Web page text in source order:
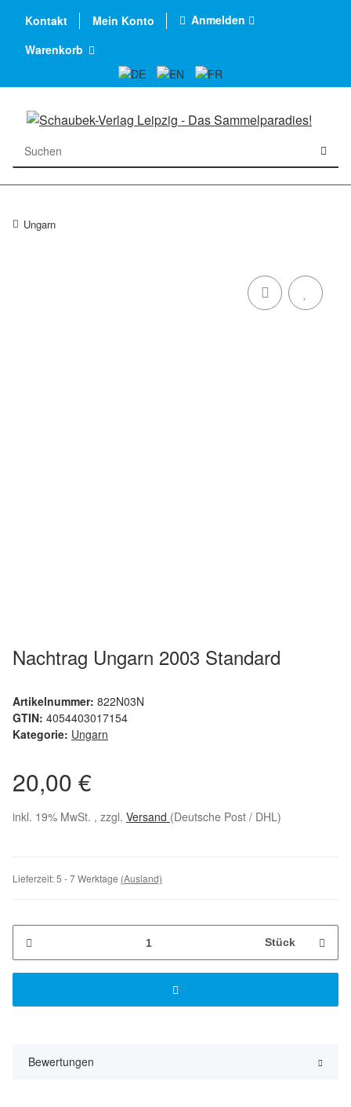
Kontakt Mein Konto
Anmelden
Warenkorb
Ungarn
Nachtrag Ungarn 2003 Standard
Artikelnummer: 822N03N
GTIN: 4054403017154
Kategorie: Ungarn
20,00 €
inkl. 19% MwSt. , zzgl. Versand (Deutsche Post / DHL)
Lieferzeit:5 - 7 Werktage (Ausland)
Stück
Bewertungen